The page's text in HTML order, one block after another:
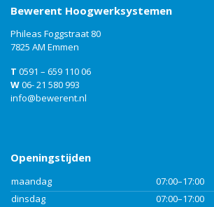
Bewerent Hoogwerksystemen
Phileas Foggstraat 80
7825 AM Emmen
T 0591 – 659 110 06
W06- 21 580 993
info@bewerent.nl
Openingstijden
maandag
07:00–17:00
dinsdag
07:00–17:00